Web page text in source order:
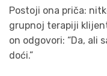
Postoji ona priča:
grupnoj terapiji
on odgovori: “Da, ali
doći.”